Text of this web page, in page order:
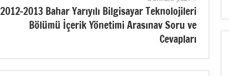
2012-2013 Bahar Yarıyılı Bilgisayar Teknolojileri
Bölümü İçerik Yönetimi Arasınav Soru ve
Cevapları